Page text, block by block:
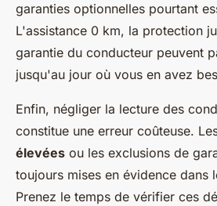
garanties optionnelles pourtant
L'assistance 0 km, la protection
garantie du conducteur peuvent
jusqu'au jour où vous en avez
Enfin, négliger la lecture des
constitue une erreur coûteuse.
élevées ou les exclusions de
toujours mises en évidence dans
Prenez le temps de vérifier ces